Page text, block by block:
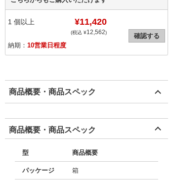
1 個以上 ¥11,420
(税込 ¥12,562)
納期： 10営業日程度
確認する
商品概要・商品スペック
商品概要・商品スペック
型 商品概要
パッケージ 箱